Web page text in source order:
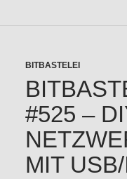
BITBASTELEI
#525 –
MIT